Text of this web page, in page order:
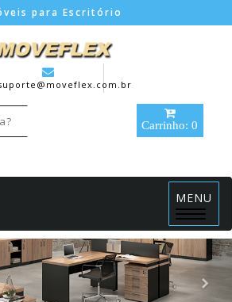
para Escritório
Carrinho: 0
MENU
Menu